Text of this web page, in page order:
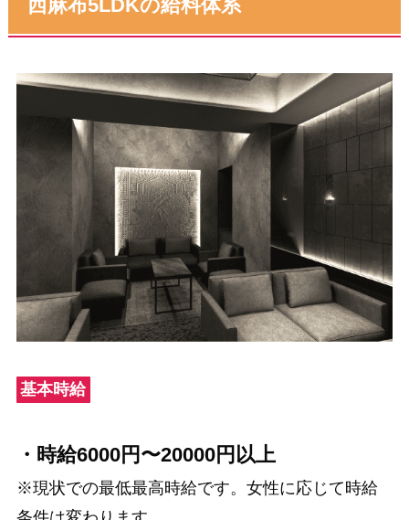
西麻布5LDKの給料体系
基本時給
・時給6000円〜20000円以上
※現状での最低最高時給です。女性に応じて時給